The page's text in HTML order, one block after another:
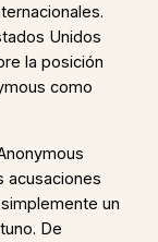
Unidos
la posición
como
acusaciones
un
De